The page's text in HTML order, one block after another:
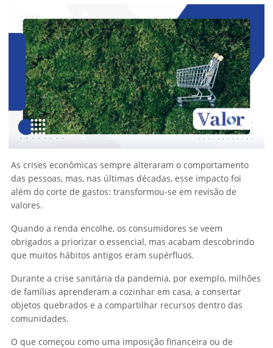
As crises econômicas sempre alteraram o comportamento
das pessoas, mas, nas últimas décadas, esse impacto foi
além do corte de gastos: transformou-se em revisão de
valores.
Quando a renda encolhe, os consumidores se veem
obrigados a priorizar o essencial, mas acabam descobrindo
que muitos hábitos antigos eram supérfluos.
Durante a crise sanitária da pandemia, por exemplo, milhões
de famílias aprenderam a cozinhar em casa, a consertar
objetos quebrados e a compartilhar recursos dentro das
comunidades.
O que começou como uma imposição financeira ou de